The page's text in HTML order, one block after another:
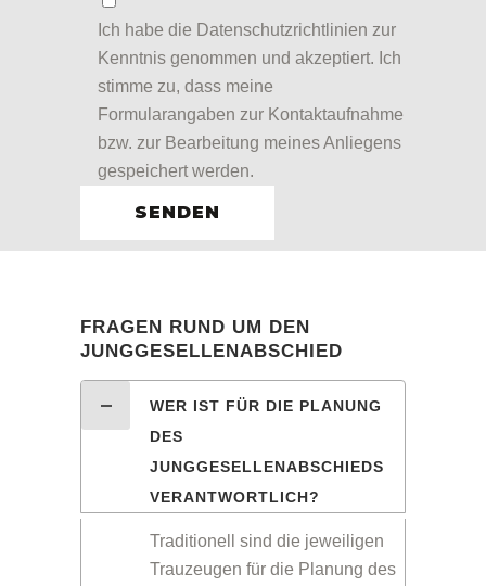
Ich habe die Datenschutzrichtlinien zur
Kenntnis genommen und akzeptiert. Ich
stimme zu, dass meine
Formularangaben zur Kontaktaufnahme
bzw. zur Bearbeitung meines Anliegens
gespeichert werden.
FRAGEN RUND UM DEN
JUNGGESELLENABSCHIED
WER IST FÜR DIE PLANUNG
DES
JUNGGESELLENABSCHIEDS
VERANTWORTLICH?
Traditionell sind die jeweiligen
Trauzeugen für die Planung des